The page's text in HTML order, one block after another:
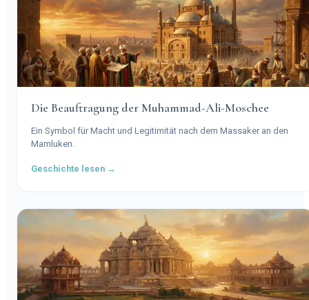
Die Beauftragung der Muhammad-Ali-Moschee
Ein Symbol für Macht und Legitimität nach dem Massaker an den
Mamluken.
Geschichte lesen →